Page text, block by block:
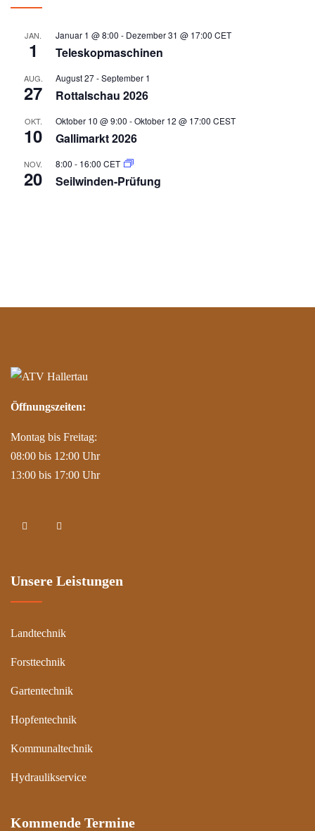
JAN.
1
Januar 1 @ 8:00 - Dezember 31 @ 17:00 CET
Teleskopmaschinen
AUG.
27
August 27-September 1
Rottalschau 2026
OKT.
10
Oktober 10 @ 9:00 -Oktober 12 @ 17:00 CEST
Gallimarkt 2026
NOV.
20
8:00 - 16:00 CET
Seilwinden-Prüfung
Öffnungszeiten:
Montag bis Freitag:
08:00 bis 12:00 Uhr
13:00 bis 17:00 Uhr
Unsere Leistungen
Landtechnik
Forsttechnik
Gartentechnik
Hopfentechnik
Kommunaltechnik
Hydraulikservice
Kommende Termine